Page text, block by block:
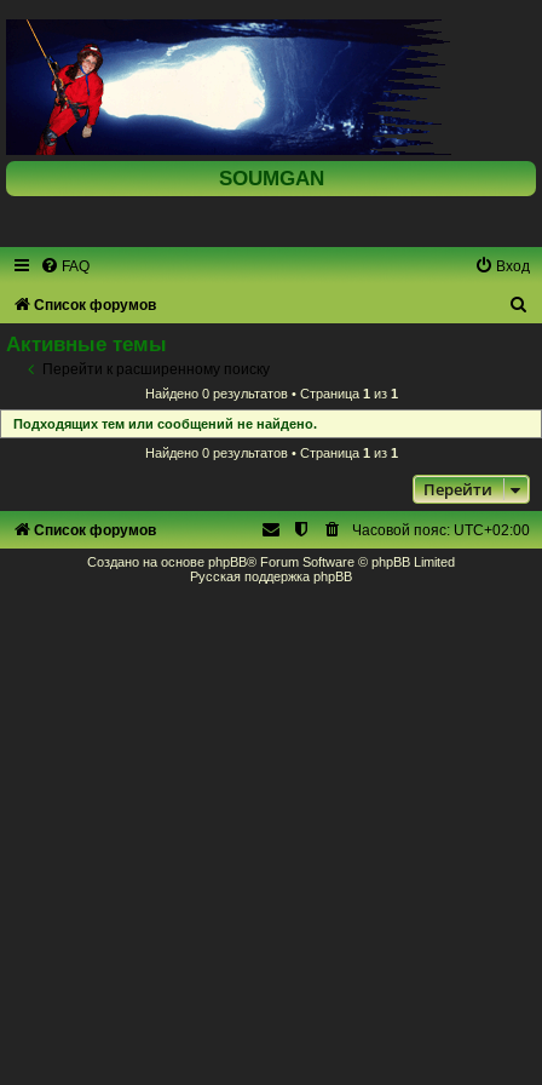
SOUMGAN
FAQ Вход
Список форумов
Активные темы
Перейти к расширенному поиску
Найдено 0 результатов • Страница 1 из 1
Подходящих тем или сообщений не найдено.
Найдено 0 результатов • Страница 1 из 1
Перейти
Список форумов Часовой пояс:UTC+02:00
Создано на основе phpBB® Forum Software © phpBB Limited
Русская поддержка phpBB